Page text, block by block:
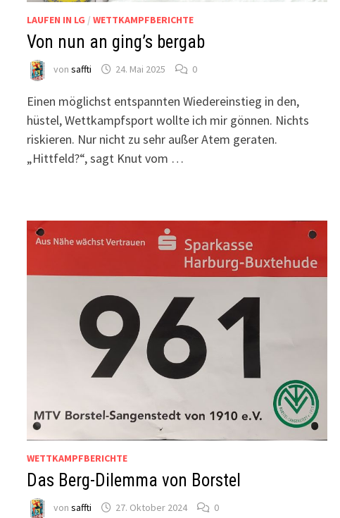
LAUFEN IN LG /WETTKAMPFBERICHTE
Von nun an ging’s bergab
vonsaffti 24. Mai 2025 0
Einen möglichst entspannten Wiedereinstieg in den,
hüstel, Wettkampfsport wollte ich mir gönnen. Nichts
riskieren. Nur nicht zu sehr außer Atem geraten.
„Hittfeld?“, sagt Knut vom …
WETTKAMPFBERICHTE
Das Berg-Dilemma von Borstel
vonsaffti 27. Oktober 2024 0